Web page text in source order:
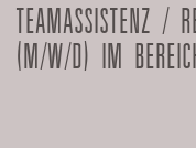
TEAMASSISTENZ /
(M/W/D) IM